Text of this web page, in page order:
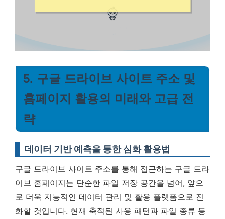
5. 구글 드라이브 사이트 주소 및
홈페이지 활용의 미래와 고급 전
략
데이터 기반 예측을 통한 심화 활용법
구글 드라이브 사이트 주소를 통해 접근하는 구글 드라
이브 홈페이지는 단순한 파일 저장 공간을 넘어, 앞으
로 더욱 지능적인 데이터 관리 및 활용 플랫폼으로 진
화할 것입니다. 현재 축적된 사용 패턴과 파일 종류 등